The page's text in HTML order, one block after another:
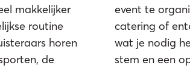
makkelijker
routine
horen
de
event te
catering of
wat je nodig
stem en een